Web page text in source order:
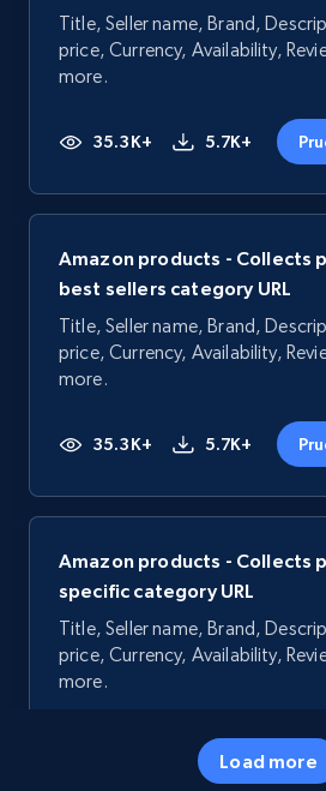
Title, Seller name, Brand,
price, Currency, Availability,
more.
35.3K+ 5.7K+
Amazon products - Collects
best sellers category URL
Title, Seller name, Brand,
price, Currency, Availability,
more.
35.3K+ 5.7K+
Amazon products - Collects
specific category URL
Title, Seller name, Brand,
price, Currency, Availability,
more.
5.7K+
Load more